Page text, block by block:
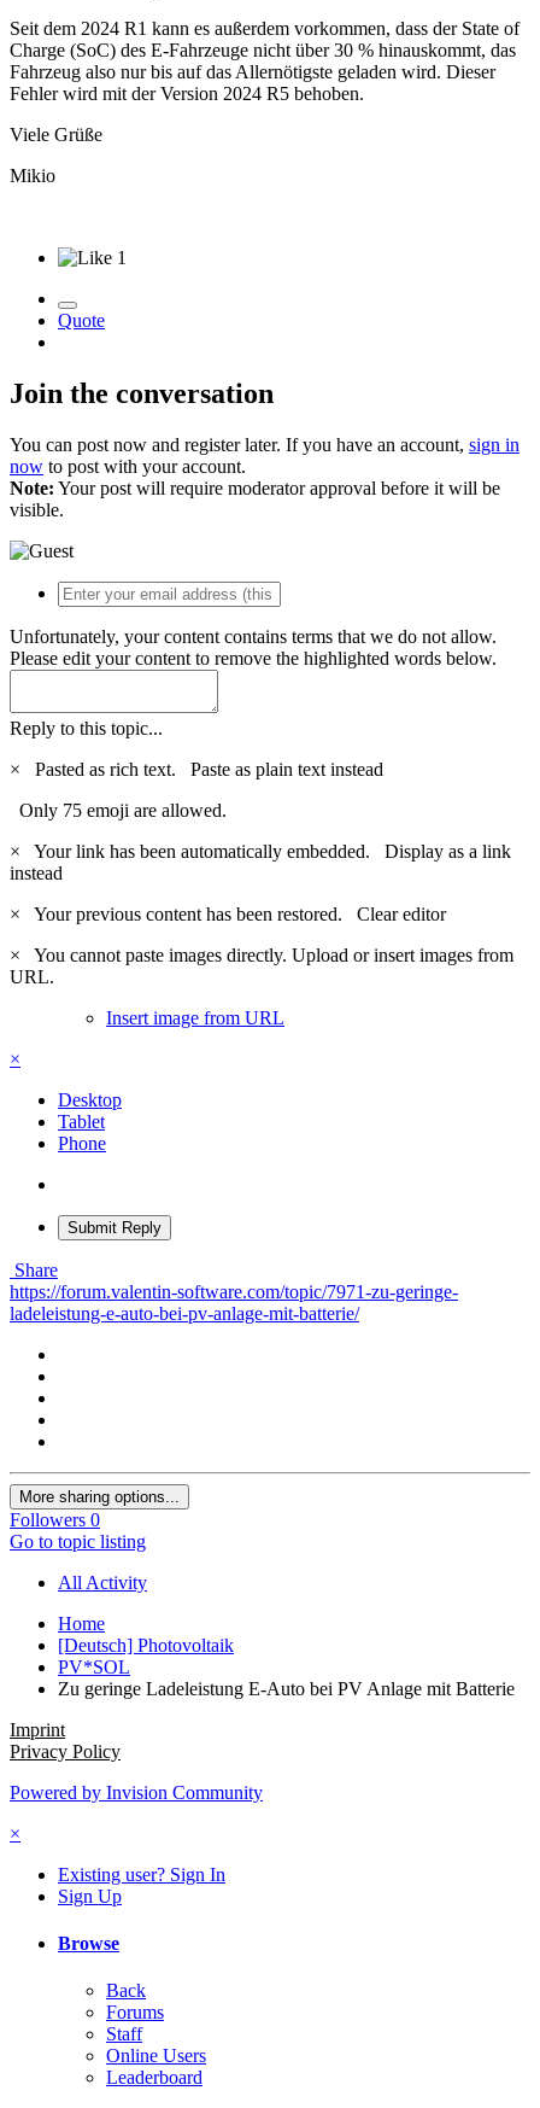
Seit dem 2024 R1 kann es außerdem vorkommen, dass der State of
Charge (SoC) des E-Fahrzeuge nicht über 30 % hinauskommt, das
Fahrzeug also nur bis auf das Allernötigste geladen wird. Dieser
Fehler wird mit der Version 2024 R5 behoben.
Viele Grüße
Mikio
1
Quote
Join the conversation
You can post now and register later. If you have an account, sign in
now to post with your account.
Note: Your post will require moderator approval before it will be
visible.
Unfortunately, your content contains terms that we do not allow.
Please edit your content to remove the highlighted words below.
Reply to this topic...
×
Pasted as rich text. Paste as plain text instead
Only 75 emoji are allowed.
×
Your link has been automatically embedded. Display as a link
instead
×
Your previous content has been restored. Clear editor
×
You cannot paste images directly. Upload or insert images from
URL.
Insert image from URL
×
Desktop
Tablet
Phone
Submit Reply
Share
https://forum.valentin-software.com/topic/7971-zu-geringe-
ladeleistung-e-auto-bei-pv-anlage-mit-batterie/
More sharing options...
Followers 0
Go to topic listing
All Activity
Home
[Deutsch] Photovoltaik
PV*SOL
Zu geringe Ladeleistung E-Auto bei PV Anlage mit Batterie
Imprint
Privacy Policy
Powered by Invision Community
×
Existing user? Sign In
Sign Up
Browse
Back
Forums
Staff
Online Users
Leaderboard